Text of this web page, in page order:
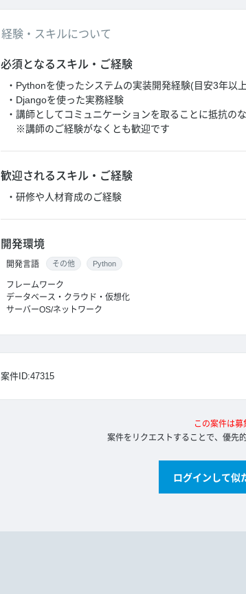
経験・スキルについて
必須となるスキル・ご経験
・Pythonを使ったシステムの実装開発経験(目安3年以
・Djangoを使った実務経験
・講師としてコミュニケーションを取ることに抵抗の
※講師のご経験がなくとも歓迎です
歓迎されるスキル・ご経験
・研修や人材育成のご経験
開発環境
開発言語 その他 Python
フレームワーク
データベース・クラウド・仮想化
サーバーOS/ネットワーク
案件ID:47315
この案件は募
案件をリクエストすることで、優先
ログインして似